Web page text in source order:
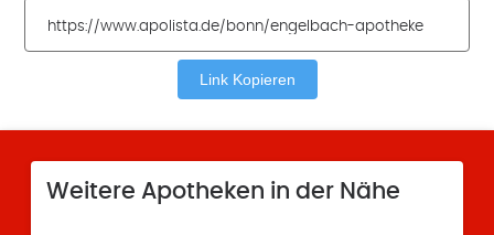
Link Kopieren
Weitere Apotheken in der Nähe